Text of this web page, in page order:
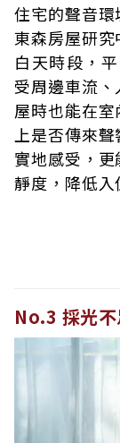
住宅的聲音環
東森房屋研
白天時段，
受周邊車流
屋時也能在
上是否傳來
實地感受，
靜度，降低入
No.3 採光不